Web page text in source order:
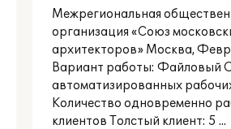
Межрегиональная
организация «Союз
архитекторов» Москва,
Вариант работы: Файловый
автоматизированных
Количество одновременно
клиентов Толстый клиент: 5 ...